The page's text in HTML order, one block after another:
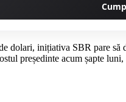
dolari, inițiativa SBR pare
președinte acum șapte